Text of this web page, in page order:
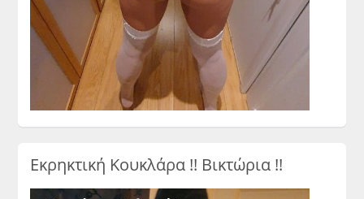
Εκρηκτική Κουκλάρα !! Βικτώρια !!